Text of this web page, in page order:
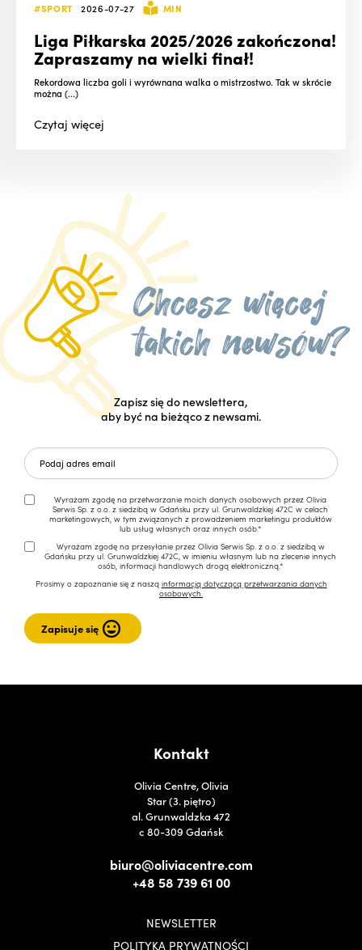
#SPORT 2026-07-27 MIN
Liga Piłkarska 2025/2026 zakończona!
Zapraszamy na wielki finał!
Rekordowa liczba goli i wyrównana walka o mistrzostwo. Tak w skrócie
można (...)
Czytajwięcej
Zapisz się do newslettera,
aby być na bieżąco z newsami.
Wyrażam zgodę na przetwarzanie moich danych osobowych przez Olivia
Serwis Sp. z o.o. z siedzibą w Gdańsku przy ul. Grunwaldzkiej 472C w celach
marketingowych, w tym związanych z prowadzeniem marketingu produktów
lub usług własnych oraz innych osób.*
Wyrażam zgodę na przesyłanie przez Olivia Serwis Sp. z o.o. z siedzibą w
Gdańsku przy ul. Grunwaldzkiej 472C, w imieniu własnym lub na zlecenie innych
osób, informacji handlowych drogą elektroniczną.*
Prosimy o zapoznanie się z naszą informacją dotyczącą przetwarzania danych
osobowych.
Kontakt
Olivia Centre, Olivia
Star (3. piętro)
al. Grunwaldzka 472
c 80-309 Gdańsk
biuro@oliviacentre.com
+48 58 739 61 00
NEWSLETTER
POLITYKA PRYWATNOŚCI